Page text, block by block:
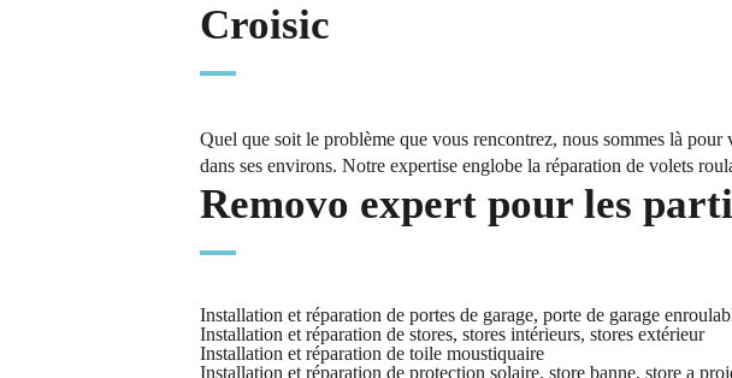
Croisic
Quel que soit le problème que vous rencontrez, nous sommes là
dans ses environs. Notre expertise englobe la réparation de volets
Removo expert pour les
Installation et réparation de portes de garage, porte de garage
Installation et réparation de stores, stores intérieurs, stores extérieur
Installation et réparation de toile moustiquaire
Installation et réparation de protection solaire, store banne, store a